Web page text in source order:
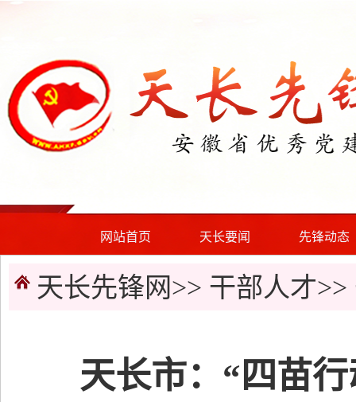
网站首页 天长要闻 先锋动态
天长先锋网>> 干部人才>>
天长市：“四苗